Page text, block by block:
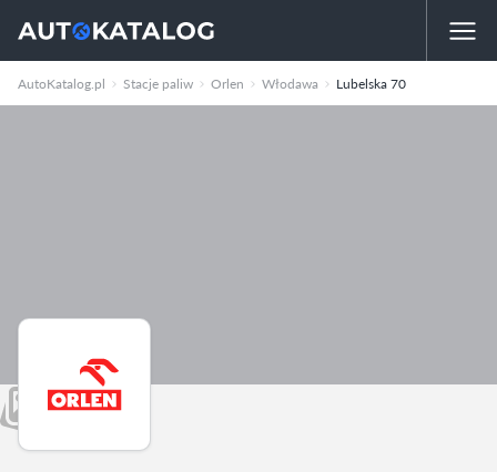
AutoKatalog.pl Stacje paliw Orlen Włodawa Lubelska 70